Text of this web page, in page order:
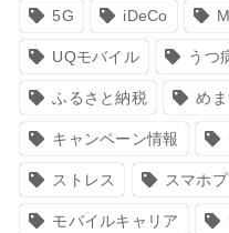
5G iDeCo
UQモバイル うつ
ふるさと納税 め
キャンペーン情報
ストレス スマホ
モバイルキャリア